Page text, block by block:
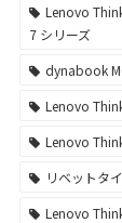
Lenovo
7 シリーズ
dynabook
Lenovo
Lenovo
リベットタ
Lenovo